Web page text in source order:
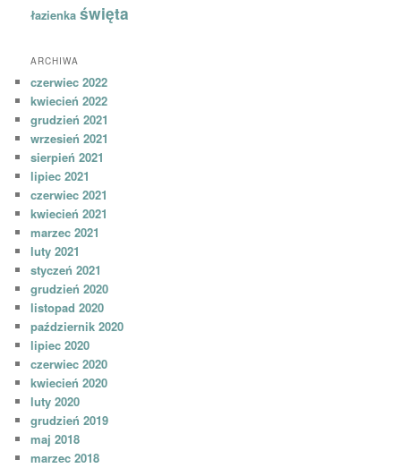
łazienka święta
ARCHIWA
czerwiec 2022
kwiecień 2022
grudzień 2021
wrzesień 2021
sierpień 2021
lipiec 2021
czerwiec 2021
kwiecień 2021
marzec 2021
luty 2021
styczeń 2021
grudzień 2020
listopad 2020
październik 2020
lipiec 2020
czerwiec 2020
kwiecień 2020
luty 2020
grudzień 2019
maj 2018
marzec 2018